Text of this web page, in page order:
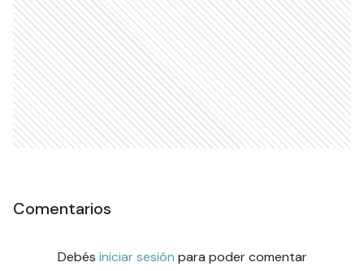
Comentarios
Debés iniciar sesión para poder comentar